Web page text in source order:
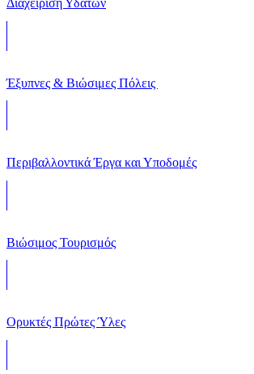
Διαχείριση Υδάτων
Έξυπνες & Βιώσιμες Πόλεις
Περιβαλλοντικά Έργα και Υποδομές
Βιώσιμος Τουρισμός
Ορυκτές Πρώτες Ύλες